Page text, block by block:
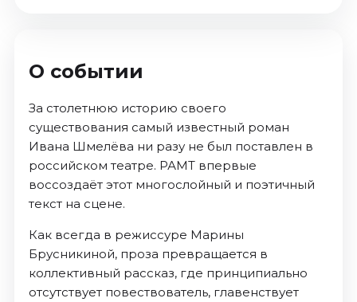
События
Август 2026
Сентябрь 2026
Октябрь 2026
Ноябрь 2026
Декабрь 2026
Январь 2027
Площадки
О событии
За столетнюю историю своего
существования самый известный роман
Ивана Шмелёва ни разу не был поставлен в
российском театре. РАМТ впервые
воссоздаёт этот многослойный и поэтичный
текст на сцене.
Как всегда в режиссуре Марины
Брусникиной, проза превращается в
коллективный рассказ, где принципиально
отсутствует повествователь, главенствует